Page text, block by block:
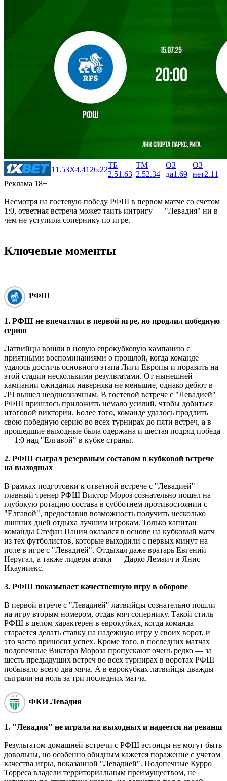
1 1.53X4.41 26.22
ТБ
2.51.63
ТМ
2.52.34
ОЗ
да1.69
ОЗ
нет2.11
Реклама 18+
Несмотря на гостевую победу РФШ в первом матче со счетом
1:0, ответная встреча может таить интригу ― "Левадия" ни в
чем не уступила сопернику по игре.
Ключевые моменты
РФШ
1. РФШ не впечатлил в первой игре, но продлил победную
серию
Латвийцы вошли в новую еврокубковую кампанию с
приятными воспоминаниями о прошлой, когда команде
удалось достичь основного этапа Лиги Европы и поразить на
этой стадии несколькими результатами. От нынешней
кампании ожидания наверняка не меньшие, однако дебют в
ЛЧ вышел неоднозначным. В гостевой встрече с "Левадией"
РФШ пришлось приложить немало усилий, чтобы добиться
итоговой виктории. Более того, команде удалось продлить
свою победную серию во всех турнирах до пяти встреч, а в
прошедшие выходные была одержана и шестая подряд победа
― 1:0 над "Елгавой" в кубке страны.
2. РФШ сыграл резервным составом в кубковой встрече
на выходных
В рамках подготовки к ответной встрече с "Левадией"
главный тренер РФШ Виктор Мороз сознательно пошел на
глубокую ротацию состава в субботнем противостоянии с
"Елгавой", предоставив возможность получить несколько
лишних дней отдыха лучшим игрокам. Только капитан
команды Стефан Панич оказался в основе на кубковый матч
из тех футболистов, которые выходили с первых минут на
поле в игре с "Левадией". Отдыхал даже вратарь Евгений
Неругал, а также лидеры атаки ― Дарко Лемаич и Янис
Икауниекс.
3. РФШ показывает качественную игру в обороне
В первой втрече с "Левадией" латвийцы сознательно пошли
на игру вторым номером, отдав мяч сопернику. Такой стиль
РФШ в целом характерен в еврокубках, когда команда
старается делать ставку на надежную игру у своих ворот, и
это часто приносит успех. Кроме того, в последних матчах
подопечные Виктора Мороза пропускают очень редко ― за
шесть предыдущих встреч во всех турнирах в воротах РФШ
побывало всего два мяча. А в еврокубках латвийцы дважды
сыграли на ноль за три последних матча.
ФКИ Левадия
1. "Левадия" не играла на выходных и надеется на реванш
Результатом домашней встречи с РФШ эстонцы не могут быть
довольны, но особенно обидным кажется поражение с учетом
качества игры, показанной "Левадией". Подопечные Курро
Торреса владели территориальным преимуществом, не